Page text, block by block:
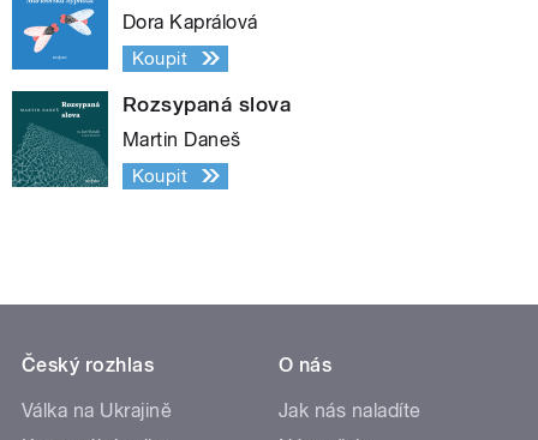
Dora Kaprálová
Koupit
Rozsypaná slova
Martin Daneš
Koupit
Český rozhlas
Válka na Ukrajině
O nás
Jak nás naladíte